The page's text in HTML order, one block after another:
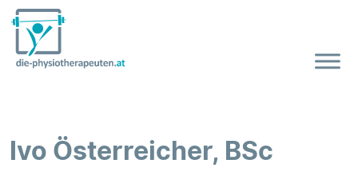
content
Ivo Österreicher, BSc